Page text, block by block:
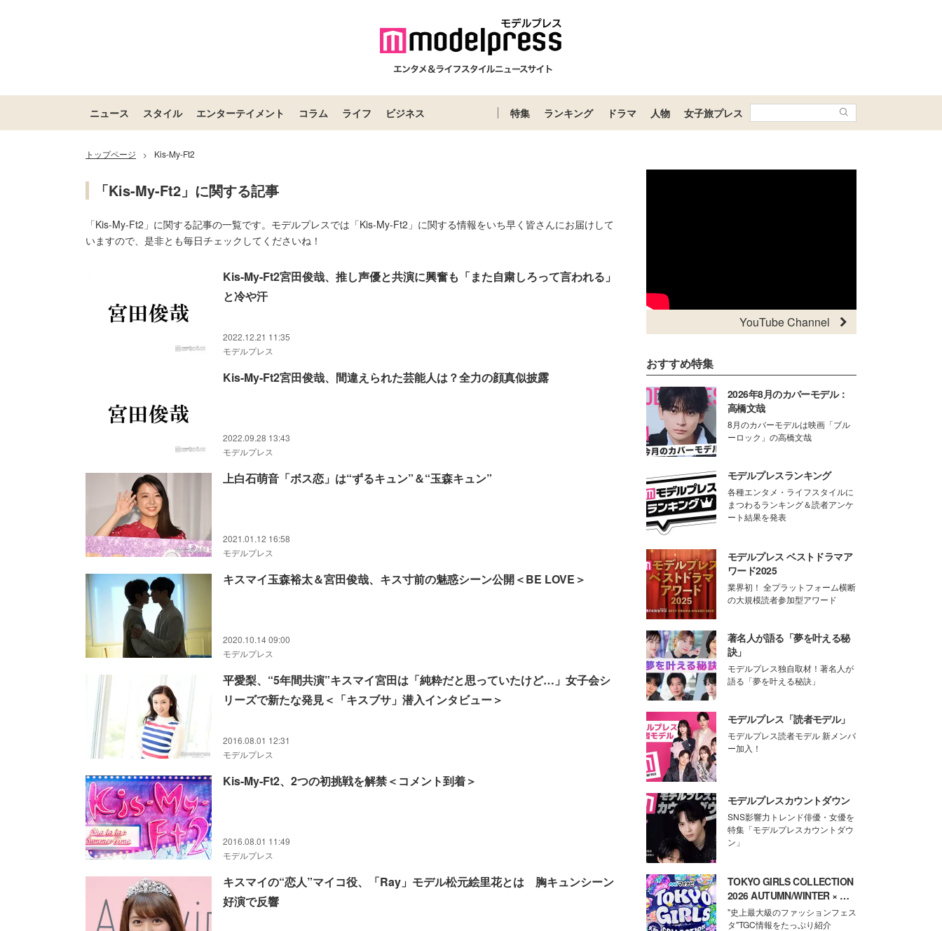
ニュース スタイル エンターテイメント コラム ライフ ビジネス 特集 ランキング ドラマ 人物 女子旅プレス
トップページ > Kis-My-Ft2
「Kis-My-Ft2」に関する記事
「Kis-My-Ft2」に関する記事の一覧です。モデルプレスでは「Kis-My-Ft2」に関する情報をいち早く皆さんにお届けして
いますので、是非とも毎日チェックしてくださいね！
Kis-My-Ft2宮田俊哉、推し声優と共演に興奮も「また自粛しろって言われる」
と冷や汗
2022.12.21 11:35
モデルプレス
Kis-My-Ft2宮田俊哉、間違えられた芸能人は？全力の顔真似披露
2022.09.28 13:43
モデルプレス
上白石萌音「ボス恋」は“ずるキュン”＆“玉森キュン”
2021.01.12 16:58
モデルプレス
キスマイ玉森裕太＆宮田俊哉、キス寸前の魅惑シーン公開＜BE LOVE＞
2020.10.14 09:00
モデルプレス
平愛梨、“5年間共演”キスマイ宮田は「純粋だと思っていたけど…」女子会シ
リーズで新たな発見＜「キスブサ」潜入インタビュー＞
2016.08.01 12:31
モデルプレス
Kis-My-Ft2、2つの初挑戦を解禁＜コメント到着＞
2016.08.01 11:49
モデルプレス
キスマイの“恋人”マイコ役、「Ray」モデル松元絵里花とは 胸キュンシーン
好演で反響
YouTube Channel
おすすめ特集
2026年8月のカバーモデル：
高橋文哉
8月のカバーモデルは映画「ブル
ーロック」の高橋文哉
モデルプレスランキング
各種エンタメ・ライフスタイルに
まつわるランキング＆読者アンケ
ート結果を発表
モデルプレス ベストドラマア
ワード2025
業界初！ 全プラットフォーム横断
の大規模読者参加型アワード
著名人が語る「夢を叶える秘
訣」
モデルプレス独自取材！著名人が
語る「夢を叶える秘訣」
モデルプレス「読者モデル」
モデルプレス読者モデル 新メンバ
ー加入！
モデルプレスカウントダウン
SNS影響力トレンド俳優・女優を
特集「モデルプレスカウントダウ
ン」
TOKYO GIRLS COLLECTION
2026 AUTUMN/WINTER × モ
デルプレス
"史上最大級のファッションフェス
タ"TGC情報をたっぷり紹介